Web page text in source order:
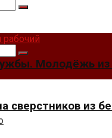
Молодёжь из
сверстников из